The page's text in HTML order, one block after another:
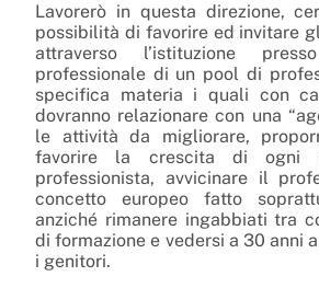
Lavorerò in questa direzione,
possibilità di favorire ed invitare
attraverso l’istituzione
professionale di un pool di
specifica materia i quali con
dovranno relazionare con una
le attività da migliorare,
favorire la crescita di ogni
professionista, avvicinare il
concetto europeo fatto
anziché rimanere ingabbiati tra
di formazione e vedersi a 30 anni
i genitori.